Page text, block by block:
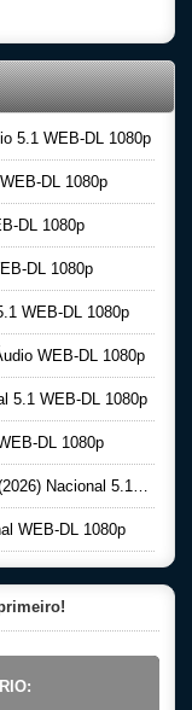
5.1 WEB-DL 1080p
DL 1080p
DL 1080p
DL 1080p
WEB-DL 1080p
WEB-DL 1080p
5.1 WEB-DL 1080p
DL 1080p
5.1 WEB-DL 1080p
WEB-DL 1080p